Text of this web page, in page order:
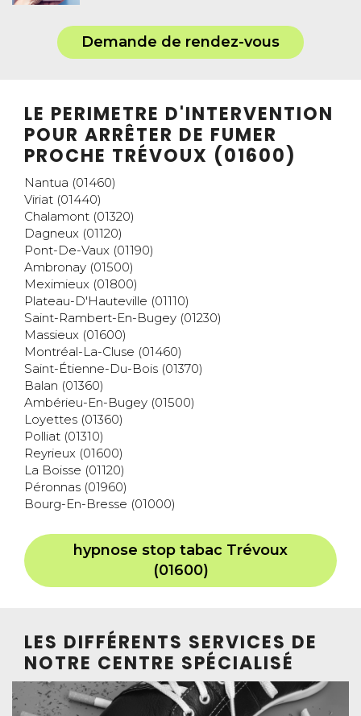
Demande de rendez-vous
LE PERIMETRE D'INTERVENTION
POUR ARRÊTER DE FUMER
PROCHE TRÉVOUX (01600)
Nantua (01460)
Viriat (01440)
Chalamont (01320)
Dagneux (01120)
Pont-De-Vaux (01190)
Ambronay (01500)
Meximieux (01800)
Plateau-D'Hauteville (01110)
Saint-Rambert-En-Bugey (01230)
Massieux (01600)
Montréal-La-Cluse (01460)
Saint-Étienne-Du-Bois (01370)
Balan (01360)
Ambérieu-En-Bugey (01500)
Loyettes (01360)
Polliat (01310)
Reyrieux (01600)
La Boisse (01120)
Péronnas (01960)
Bourg-En-Bresse (01000)
hypnose stop tabac Trévoux
(01600)
LES DIFFÉRENTS SERVICES DE
NOTRE CENTRE SPÉCIALISÉ